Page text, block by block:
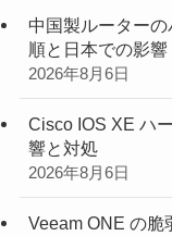
中国製ルーター
順と日本での影響
2026年8月6日
Cisco IOS XE ハ
響と対処
2026年8月6日
Veeam ONE の脆